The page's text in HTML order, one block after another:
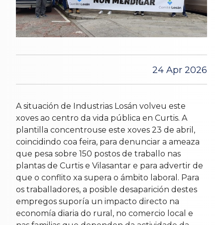
24 Apr 2026
A situación de Industrias Losán volveu este
xoves ao centro da vida pública en Curtis. A
plantilla concentrouse este xoves 23 de abril,
coincidindo coa feira, para denunciar a ameaza
que pesa sobre 150 postos de traballo nas
plantas de Curtis e Vilasantar e para advertir de
que o conflito xa supera o ámbito laboral. Para
os traballadores, a posible desaparición destes
empregos suporía un impacto directo na
economía diaria do rural, no comercio local e